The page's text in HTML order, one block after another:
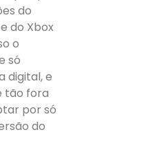
do
do Xbox
o
só
digital, e
tão fora
por só
do